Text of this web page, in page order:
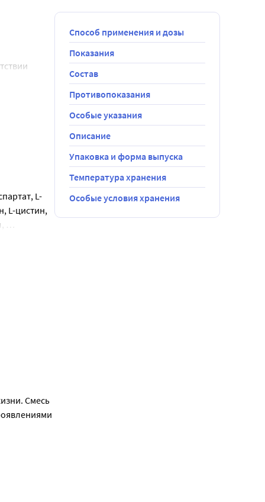
с
сухой
3-4
мл воды.
месяцев:
L-
L-цистин,
кислота,
L-
Смесь
Способ применения и дозы
Показания
Состав
Противопоказания
Особые указания
Описание
Упаковка и форма выпуска
Температура хранения
Особые условия хранения